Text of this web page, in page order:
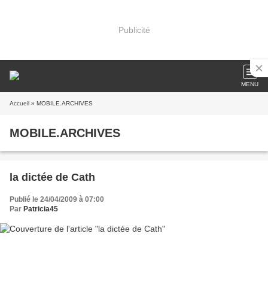
Publicité
MENU
Accueil » MOBILE.ARCHIVES
MOBILE.ARCHIVES
la dictée de Cath
Publié le 24/04/2009 à 07:00
Par Patricia45